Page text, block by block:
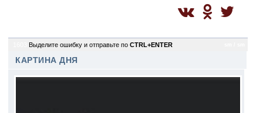
Выделите ошибку и отправьте по CTRL+ENTER
КАРТИНА ДНЯ